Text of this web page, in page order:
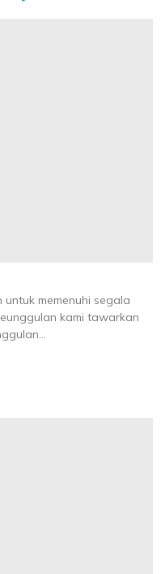
memenuhi segala
kami tawarkan